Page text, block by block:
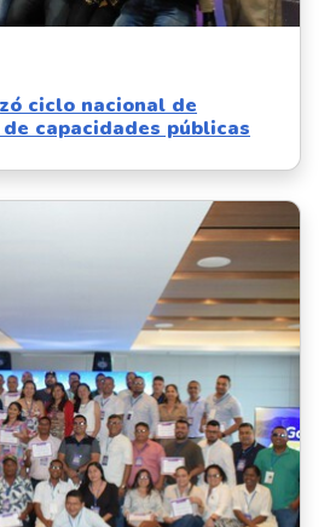
ciclo nacional de
capacidades públicas